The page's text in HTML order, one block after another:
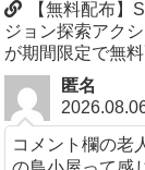
【無料配布】
ジョン探索アク
が期間限定で無
匿名
コメント欄の老